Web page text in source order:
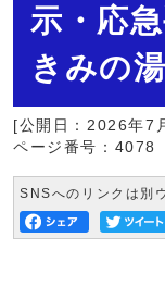
示・応
きみの湯
[公開日：2026年7
ページ番号：4078
SNSへのリンクは別